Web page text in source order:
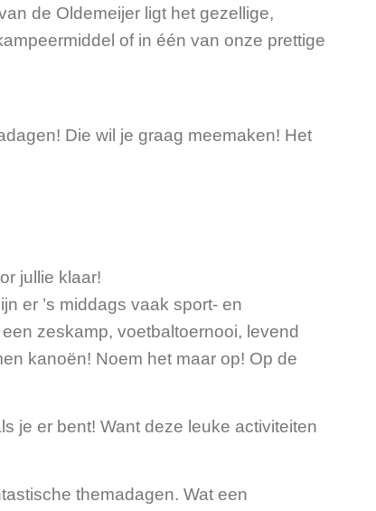
de Oldemeijer ligt het gezellige,
of in één van onze prettige
Die wil je graag meemaken! Het
jullie klaar!
er ’s middags vaak sport- en
zeskamp, voetbaltoernooi, levend
kanoën! Noem het maar op! Op de
je er bent! Want deze leuke activiteiten
themadagen. Wat een